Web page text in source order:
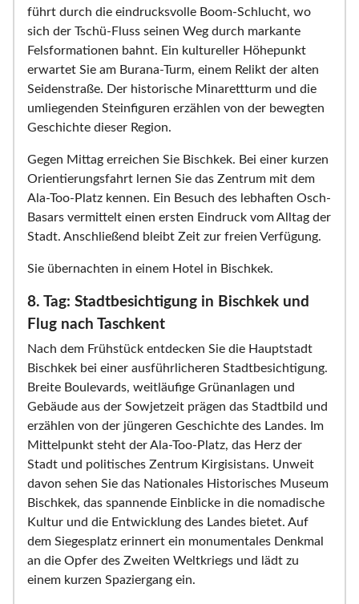
führt durch die eindrucksvolle Boom-Schlucht, wo
sich der Tschü-Fluss seinen Weg durch markante
Felsformationen bahnt. Ein kultureller Höhepunkt
erwartet Sie am Burana-Turm, einem Relikt der alten
Seidenstraße. Der historische Minarettturm und die
umliegenden Steinfiguren erzählen von der bewegten
Geschichte dieser Region.
Gegen Mittag erreichen Sie Bischkek. Bei einer kurzen
Orientierungsfahrt lernen Sie das Zentrum mit dem
Ala-Too-Platz kennen. Ein Besuch des lebhaften Osch-
Basars vermittelt einen ersten Eindruck vom Alltag der
Stadt. Anschließend bleibt Zeit zur freien Verfügung.
Sie übernachten in einem Hotel in Bischkek.
8. Tag: Stadtbesichtigung in Bischkek und
Flug nach Taschkent
Nach dem Frühstück entdecken Sie die Hauptstadt
Bischkek bei einer ausführlicheren Stadtbesichtigung.
Breite Boulevards, weitläufige Grünanlagen und
Gebäude aus der Sowjetzeit prägen das Stadtbild und
erzählen von der jüngeren Geschichte des Landes. Im
Mittelpunkt steht der Ala-Too-Platz, das Herz der
Stadt und politisches Zentrum Kirgisistans. Unweit
davon sehen Sie das Nationales Historisches Museum
Bischkek, das spannende Einblicke in die nomadische
Kultur und die Entwicklung des Landes bietet. Auf
dem Siegesplatz erinnert ein monumentales Denkmal
an die Opfer des Zweiten Weltkriegs und lädt zu
einem kurzen Spaziergang ein.